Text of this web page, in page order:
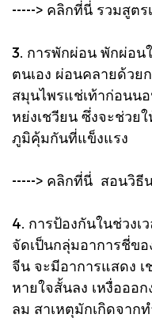
-----> คลิกที่นี่ รวมสูต
3. การพักผ่อน พักผ่อน
ตนเอง ผ่อนคลายด้วย
สมุนไพรแช่เท้าก่อนน
หย่งเชวียน ซึ่งจะช่วย
ภูมิคุ้มกันที่แข็งแรง
-----> คลิกที่นี่ สอนวิธี
4. การป้องกันในช่วงเ
จัดเป็นกลุ่มอาการชี่ข
จีน จะมีอาการแสดง เ
หายใจสั้นลง เหงื่อออ
ลม สาเหตุมักเกิดจาก